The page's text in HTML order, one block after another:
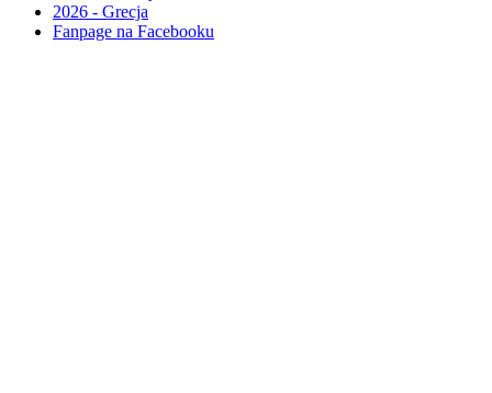
2026 - Grecja
Fanpage na Facebooku